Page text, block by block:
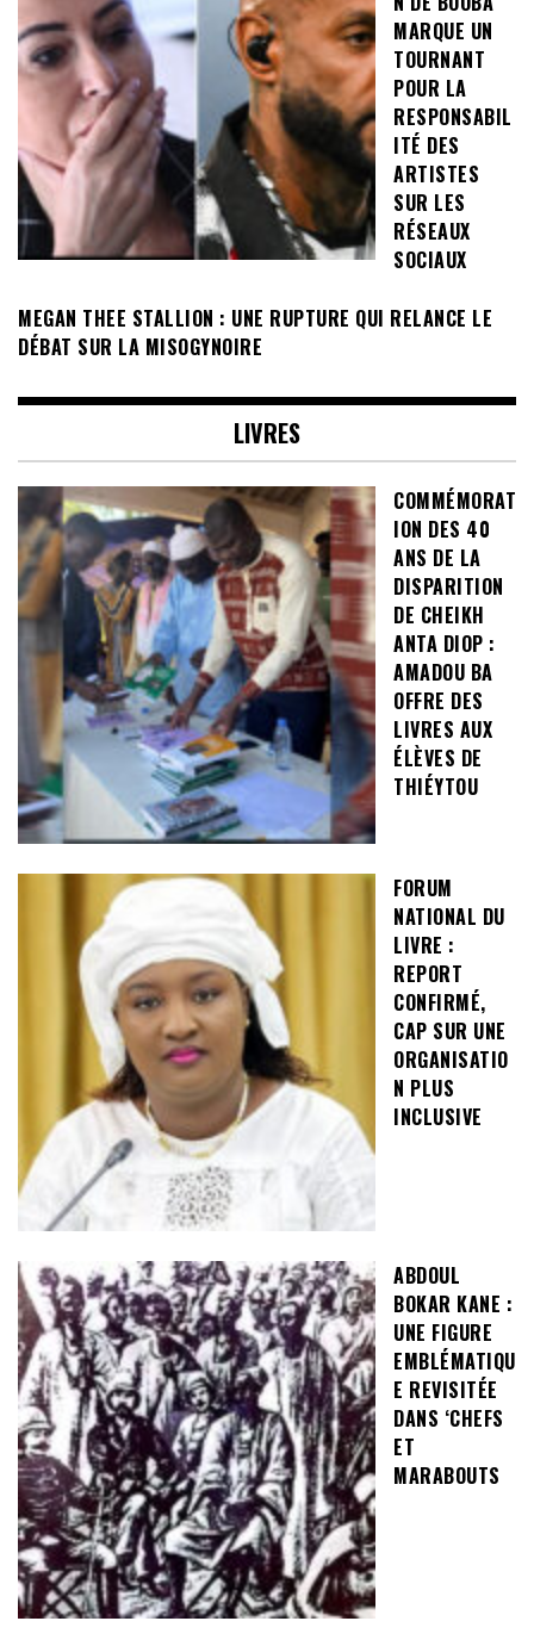
MARQUE UN
TOURNANT
POUR LA
RESPONSABIL
ITÉ DES
ARTISTES
SUR LES
RÉSEAUX
SOCIAUX
MEGAN THEE STALLION : UNE RUPTURE QUI RELANCE LE
DÉBAT SUR LA MISOGYNOIRE
LIVRES
COMMÉMORAT
ION DES 40
ANS DE LA
DISPARITION
DE CHEIKH
ANTA DIOP :
AMADOU BA
OFFRE DES
LIVRES AUX
ÉLÈVES DE
THIÉYTOU
FORUM
NATIONAL DU
LIVRE :
REPORT
CONFIRMÉ,
CAP SUR UNE
ORGANISATIO
N PLUS
INCLUSIVE
ABDOUL
BOKAR KANE :
UNE FIGURE
EMBLÉMATIQU
E REVISITÉE
DANS ‘CHEFS
ET
MARABOUTS